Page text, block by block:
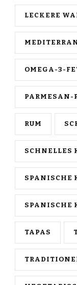
LECKERE
OMEGA-3-
PARMESAN-
RUM
SCHNELLES
SPANISCHE
SPANISCHE
TAPAS